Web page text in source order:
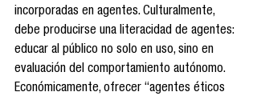
incorporadas en agentes. Culturalmente,
debe producirse una literacidad de agentes:
educar al público no solo en uso, sino en
evaluación del comportamiento autónomo.
Económicamente, ofrecer “agentes éticos